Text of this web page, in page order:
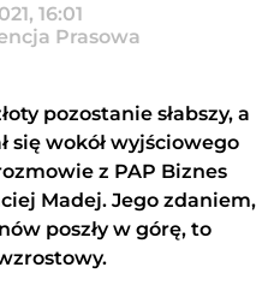
16:01
Prasowa
pozostanie słabszy, a
się wokół wyjściowego
z PAP Biznes
Madej. Jego zdaniem,
poszły w górę, to